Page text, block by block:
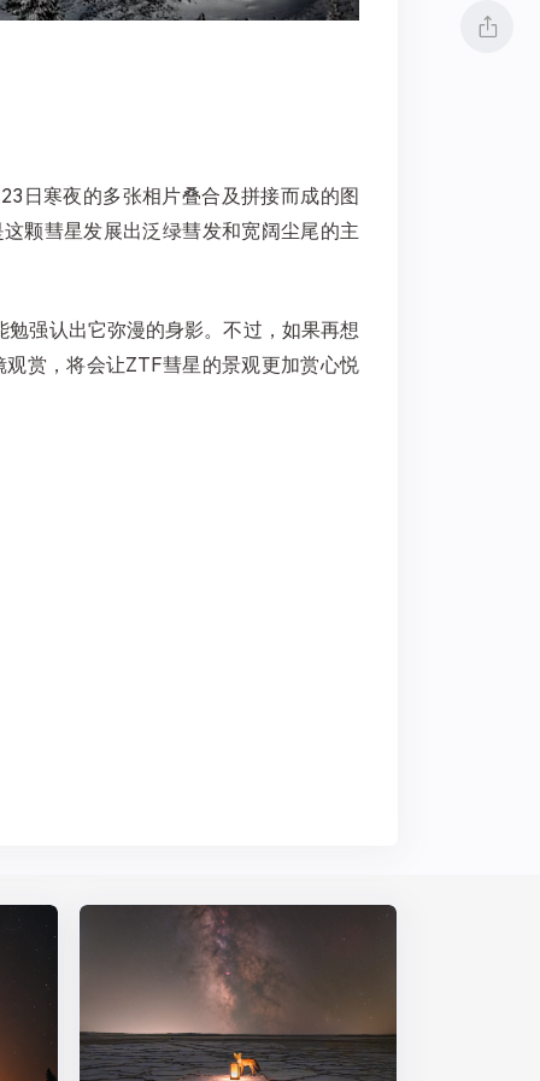
日寒夜的多张相片叠合及拼接而成的图
颗彗星发展出泛绿彗发和宽阔尘尾的主
强认出它弥漫的身影。不过，如果再想
赏，将会让ZTF彗星的景观更加赏心悦